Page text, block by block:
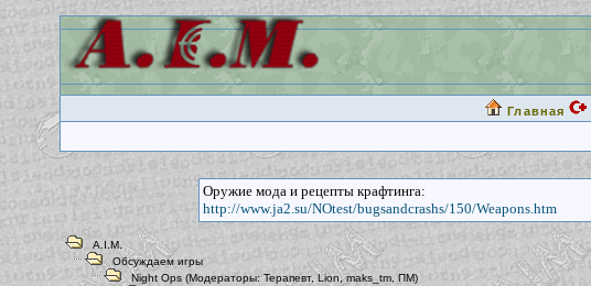
Главная
Оружие мода и рецепты крафтинга:
http://www.ja2.su/NOtest/bugsandcrashs/150/Weapons.htm
A.I.M.
Обсуждаем игры
Night Ops (Модераторы: Терапевт, Lion,maks_tm ,ПМ)